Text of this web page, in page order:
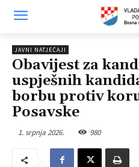
JAVNI NATJEČAJI
Obavijest za
uspješnih
borbu protiv
Posavske
1. srpnja 2026. 980